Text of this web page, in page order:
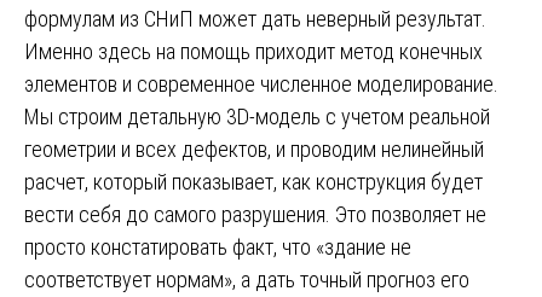
формулам из СНиП может дать неверный результат.
Именно здесь на помощь приходит метод конечных
элементов и современное численное моделирование.
Мы строим детальную 3D-модель с учетом реальной
геометрии и всех дефектов, и проводим нелинейный
расчет, который показывает, как конструкция будет
вести себя до самого разрушения. Это позволяет не
просто констатировать факт, что «здание не
соответствует нормам», а дать точный прогноз его